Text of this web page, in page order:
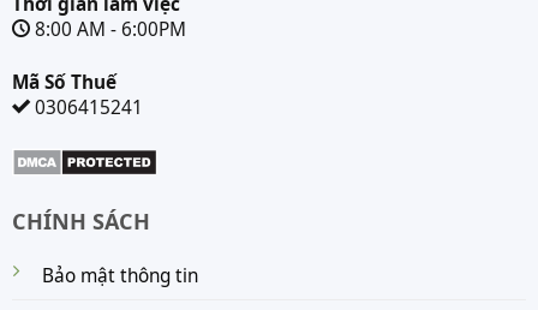
8:00 AM - 6:00PM
Mã Số Thuế
0306415241
CHÍNH SÁCH
Bảo mật thông tin